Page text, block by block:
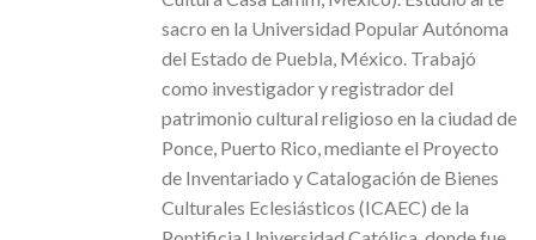
sacro en la Universidad Popular Autónoma
del Estado de Puebla, México. Trabajó
como investigador y registrador del
patrimonio cultural religioso en la ciudad de
Ponce, Puerto Rico, mediante el Proyecto
de Inventariado y Catalogación de Bienes
Culturales Eclesiásticos (ICAEC) de la